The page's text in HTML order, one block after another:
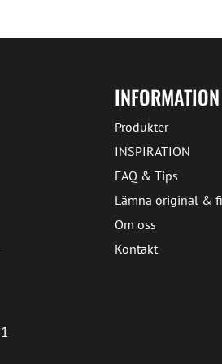
INFORMATION
Produkter
INSPIRATION
FAQ & Tips
Lämna original &
Om oss
Kontakt